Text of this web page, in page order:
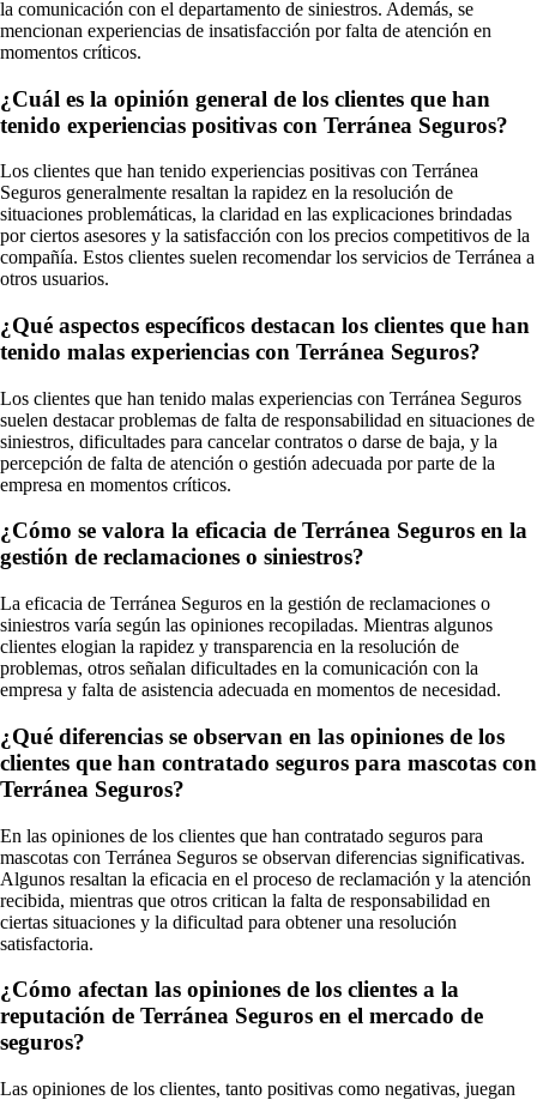
la comunicación con el departamento de siniestros. Además, se
mencionan experiencias de insatisfacción por falta de atención en
momentos críticos.
¿Cuál es la opinión general de los clientes que han
tenido experiencias positivas con Terránea Seguros?
Los clientes que han tenido experiencias positivas con Terránea
Seguros generalmente resaltan la rapidez en la resolución de
situaciones problemáticas, la claridad en las explicaciones brindadas
por ciertos asesores y la satisfacción con los precios competitivos de la
compañía. Estos clientes suelen recomendar los servicios de Terránea a
otros usuarios.
¿Qué aspectos específicos destacan los clientes que han
tenido malas experiencias con Terránea Seguros?
Los clientes que han tenido malas experiencias con Terránea Seguros
suelen destacar problemas de falta de responsabilidad en situaciones de
siniestros, dificultades para cancelar contratos o darse de baja, y la
percepción de falta de atención o gestión adecuada por parte de la
empresa en momentos críticos.
¿Cómo se valora la eficacia de Terránea Seguros en la
gestión de reclamaciones o siniestros?
La eficacia de Terránea Seguros en la gestión de reclamaciones o
siniestros varía según las opiniones recopiladas. Mientras algunos
clientes elogian la rapidez y transparencia en la resolución de
problemas, otros señalan dificultades en la comunicación con la
empresa y falta de asistencia adecuada en momentos de necesidad.
¿Qué diferencias se observan en las opiniones de los
clientes que han contratado seguros para mascotas con
Terránea Seguros?
En las opiniones de los clientes que han contratado seguros para
mascotas con Terránea Seguros se observan diferencias significativas.
Algunos resaltan la eficacia en el proceso de reclamación y la atención
recibida, mientras que otros critican la falta de responsabilidad en
ciertas situaciones y la dificultad para obtener una resolución
satisfactoria.
¿Cómo afectan las opiniones de los clientes a la
reputación de Terránea Seguros en el mercado de
seguros?
Las opiniones de los clientes, tanto positivas como negativas, juegan